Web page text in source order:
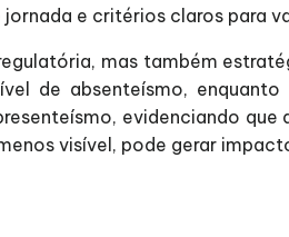
e critérios claros para
mas também
de absenteísmo,
evidenciando
visível, pode gerar